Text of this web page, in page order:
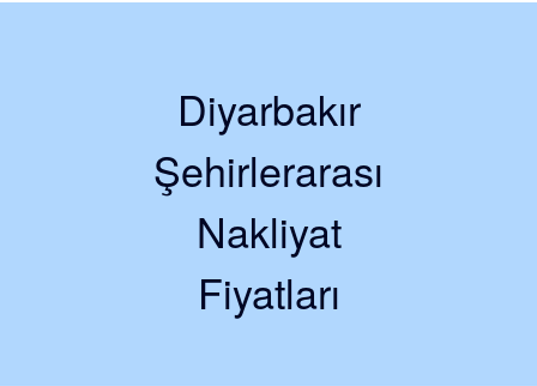
Diyarbakır
Şehirlerarası
Nakliyat
Fiyatları